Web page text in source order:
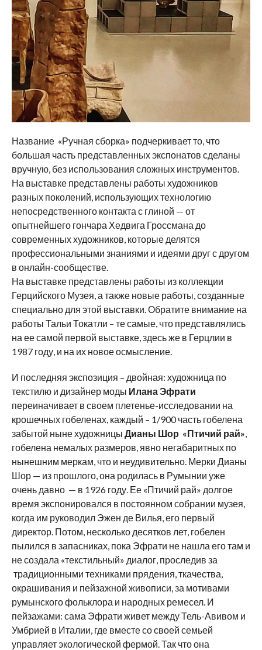
Название «Ручная сборка» подчеркивает то, что
большая часть представленных экспонатов сделаны
вручную, без использования сложных инструментов.
На выставке представлены работы художников
разных поколений, использующих технологию
непосредственного контакта с глиной — от
опытнейшего гончара Хедвига Гроссмана до
современных художников, которые делятся
профессиональными знаниями и идеями друг с другом
в онлайн-сообществе.
На выставке представлены работы из коллекции
Герцийского Музея, а также новые работы, созданные
специально для этой выставки. Обратите внимание на
работы Тальи Токатли – те самые, что представлялись
на ее самой первой выставке, здесь же в Герцлии в
1987 году, и на их новое осмысление.
И последняя экспозиция – двойная: художница по
текстилю и дизайнер моды Илана Эфрати
переиначивает в своем плетенье-исследовании на
крошечных гобеленах, каждый – 1/900 часть гобелена
забытой ныне художницы Дианы Шор «Птичий рай»,
гобелена немалых размеров, явно негабаритных по
нынешним меркам, что и неудивительно. Мерки Дианы
Шор — из прошлого, она родилась в Румынии уже
очень давно — в 1926 году. Ее «Птичий рай» долгое
время экспонировался в постоянном собрании музея,
когда им руководил Эжен де Вилья, его первый
директор. Потом, несколько десятков лет, гобелен
пылился в запасниках, пока Эфрати не нашла его там и
не создала «текстильный» диалог, проследив за
традиционными техниками прядения, ткачества,
окрашивания и пейзажной живописи, за мотивами
румынского фольклора и народных ремесел. И
пейзажами: сама Эфрати живет между Тель-Авивом и
Умбрией в Италии, где вместе со своей семьей
управляет экологической фермой. Так что она